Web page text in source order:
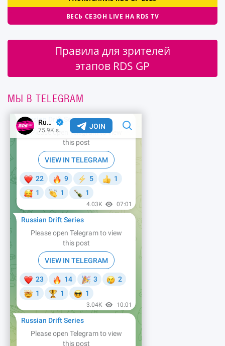
ВЕСЬ СЕЗОН LIVE НА RDS TV
Правила для зрителей
этапов RDS GP
МЫ В TELEGRAM